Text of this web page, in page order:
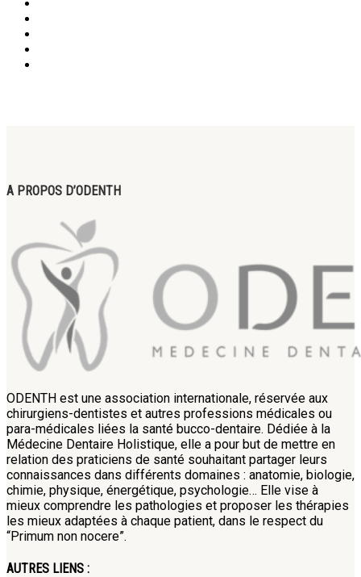
A PROPOS D’ODENTH
ODENTH est une association internationale, réservée aux
chirurgiens-dentistes et autres professions médicales ou
para-médicales liées la santé bucco-dentaire. Dédiée à la
Médecine Dentaire Holistique, elle a pour but de mettre en
relation des praticiens de santé souhaitant partager leurs
connaissances dans différents domaines : anatomie, biologie,
chimie, physique, énergétique, psychologie… Elle vise à
mieux comprendre les pathologies et proposer les thérapies
les mieux adaptées à chaque patient, dans le respect du
“Primum non nocere”.
AUTRES LIENS :